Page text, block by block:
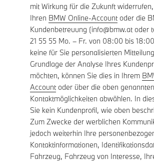
mit Wirkung für die Zukunft
Ihren BMW Online-Accountoder die
Kundenbetreuung (info@bmw.at oder
21 55 55 Mo. – Fr. von 08:00 bis
keine für Sie personalisierten
Grundlage der Analyse Ihres
möchten, können Sie dies in Ihrem
Accountoder über die oben genannten
Kontaktmöglichkeiten abwählen. In
Sie kein Kundenprofil, wie oben
Zum Zwecke der werblichen
jedoch weiterhin Ihre
Kontaktinformationen,
Fahrzeug, Fahrzeug von Interesse,